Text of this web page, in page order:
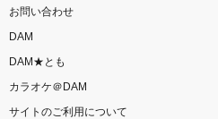
お問い合わせ
DAM
DAM★とも
カラオケ＠DAM
サイトのご利用について